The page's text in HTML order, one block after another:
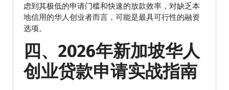
虑到其极低的申请门槛和快速的放款效率，对缺乏本
地信用的华人创业者而言，可能是最具可行性的融资
选项。
四、2026年新加坡华人
创业贷款申请实战指南